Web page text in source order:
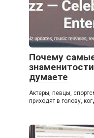
Почему
думаете
Актеры, певцы,
приходят в голову,